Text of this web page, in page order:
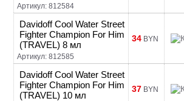
Артикул: 812584
Davidoff Cool Water Street
Fighter Champion For Him
(TRAVEL) 8 мл
Артикул: 812585
34 BYN
Davidoff Cool Water Street
Fighter Champion For Him
(TRAVEL) 10 мл
37 BYN